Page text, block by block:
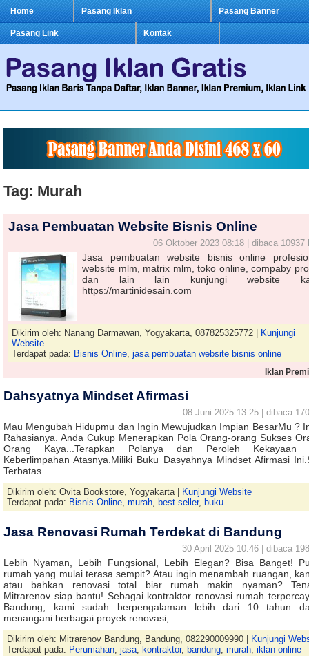
Home Pasang Iklan Pasang Banner
Pasang Link Kontak
Tag: Murah
Jasa Pembuatan Website Bisnis Online
06 Oktober 2023 08:18 | dibaca 10937
Jasa pembuatan website bisnis online
website mlm, matrix mlm, toko online, compaby
dan lain lain kunjungi website
https://martinidesain.com
Dikirim oleh: Nanang Darmawan, Yogyakarta, 087825325772 |
Kunjungi
Website
Terdapat pada: Bisnis Online, jasa pembuatan website bisnis online
Iklan
Dahsyatnya Mindset Afirmasi
08 Juni 2025 13:25 | dibaca
Mau Mengubah Hidupmu dan Ingin Mewujudkan Impian BesarMu ?
Rahasianya. Anda Cukup Menerapkan Pola Orang-orang Sukses
Orang Kaya...Terapkan Polanya dan Peroleh Kekayaan
Keberlimpahan Atasnya.Miliki Buku Dasyahnya Mindset Afirmasi
Terbatas...
Dikirim oleh: Ovita Bookstore, Yogyakarta |
Kunjungi Website
Terdapat pada: Bisnis Online, murah, best seller, buku
Jasa Renovasi Rumah Terdekat di Bandung
30 April 2025 10:46 | dibaca
Lebih Nyaman, Lebih Fungsional, Lebih Elegan? Bisa Banget!
rumah yang mulai terasa sempit? Atau ingin menambah ruangan,
atau bahkan renovasi total biar rumah makin nyaman?
Mitrarenov siap bantu! Sebagai kontraktor renovasi rumah
Bandung, kami sudah berpengalaman lebih dari 10 tahun
menangani berbagai proyek renovasi,…
Dikirim oleh: Mitrarenov Bandung, Bandung, 082290009990 |
Kunjungi
Terdapat pada: Perumahan, jasa, kontraktor, bandung, murah, iklan online